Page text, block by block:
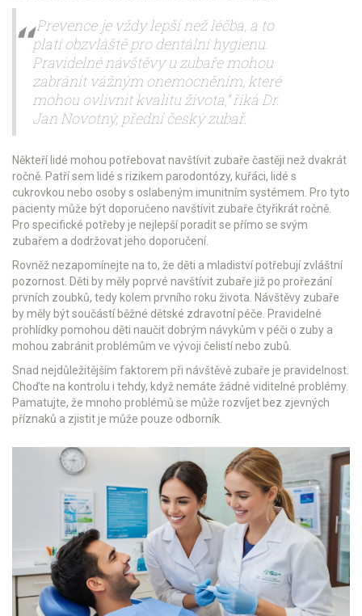
„Prevence je vždy lepší než léčba, a to
platí obzvláště pro dentální hygienu.
Pravidelné návštěvy u zubaře mohou
zabránit vážným onemocněním, které
mohou ovlivnit kvalitu života,“ říká Dr.
Jan Novotný, přední český zubař.
Někteří lidé mohou potřebovat navštívit zubaře častěji než dvakrát
ročně. Patří sem lidé s rizikem parodontózy, kuřáci, lidé s
cukrovkou nebo osoby s oslabeným imunitním systémem. Pro tyto
pacienty může být doporučeno navštívit zubaře čtyřikrát ročně.
Pro specifické potřeby je nejlepší poradit se přímo se svým
zubařem a dodržovat jeho doporučení.
Rovněž nezapomínejte na to, že děti a mladiství potřebují zvláštní
pozornost. Děti by měly poprvé navštívit zubaře již po prořezání
prvních zoubků, tedy kolem prvního roku života. Návštěvy zubaře
by měly být součástí běžné dětské zdravotní péče. Pravidelné
prohlídky pomohou děti naučit dobrým návykům v péči o zuby a
mohou zabránit problémům ve vývoji čelistí nebo zubů.
Snad nejdůležitějším faktorem při návštěvě zubaře je pravidelnost.
Choďte na kontrolu i tehdy, když nemáte žádné viditelné problémy.
Pamatujte, že mnoho problémů se může rozvíjet bez zjevných
příznaků a zjistit je může pouze odborník.